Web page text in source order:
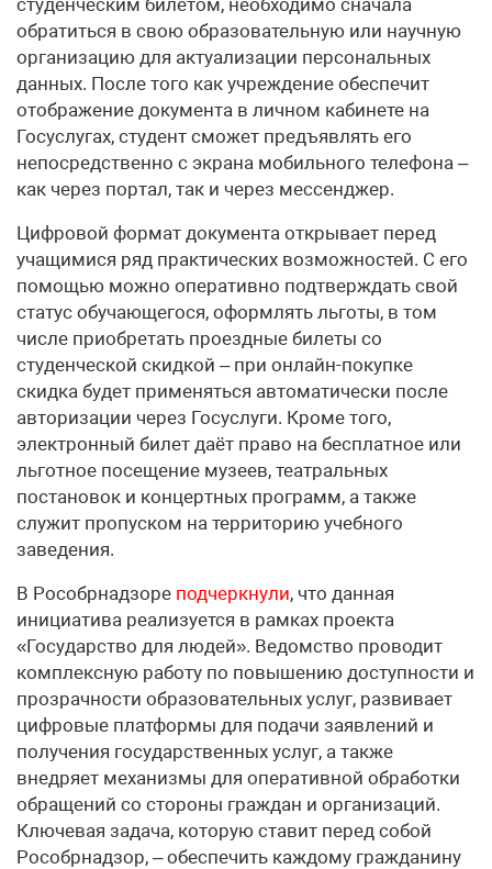
обратиться в свою образовательную или научную
организацию для актуализации персональных
данных. После того как учреждение обеспечит
отображение документа в личном кабинете на
Госуслугах, студент сможет предъявлять его
непосредственно с экрана мобильного телефона –
как через портал, так и через мессенджер.
Цифровой формат документа открывает перед
учащимися ряд практических возможностей. С его
помощью можно оперативно подтверждать свой
статус обучающегося, оформлять льготы, в том
числе приобретать проездные билеты со
студенческой скидкой – при онлайн-покупке
скидка будет применяться автоматически после
авторизации через Госуслуги. Кроме того,
электронный билет даёт право на бесплатное или
льготное посещение музеев, театральных
постановок и концертных программ, а также
служит пропуском на территорию учебного
заведения.
В Рособрнадзоре подчеркнули, что данная
инициатива реализуется в рамках проекта
«Государство для людей». Ведомство проводит
комплексную работу по повышению доступности и
прозрачности образовательных услуг, развивает
цифровые платформы для подачи заявлений и
получения государственных услуг, а также
внедряет механизмы для оперативной обработки
обращений со стороны граждан и организаций.
Ключевая задача, которую ставит перед собой
Рособрнадзор, – обеспечить каждому гражданину